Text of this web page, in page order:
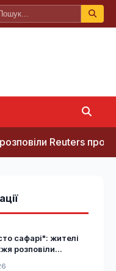
про полювання
сафарі": жителі
розповіли...